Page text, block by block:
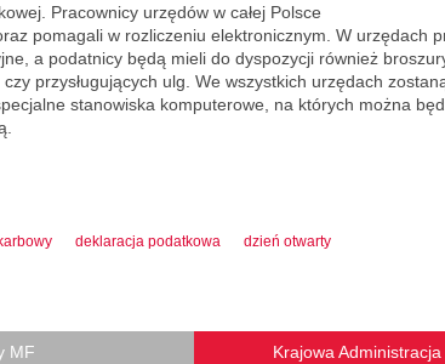
Pracownicy urzędów w całej Polsce
pomagali w rozliczeniu elektronicznym. W urzędach
a podatnicy będą mieli do dyspozycji również
przysługujących ulg. We wszystkich urzędach
stanowiska komputerowe, na których można
deklaracja podatkowa dzień otwarty
MF Krajowa